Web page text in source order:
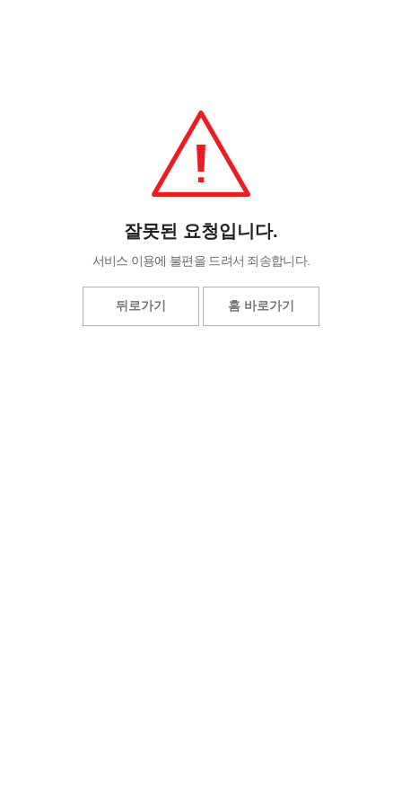
잘못된 요청입니다.
서비스 이용에 불편을 드려서 죄송합니다.
뒤로가기 홈 바로가기